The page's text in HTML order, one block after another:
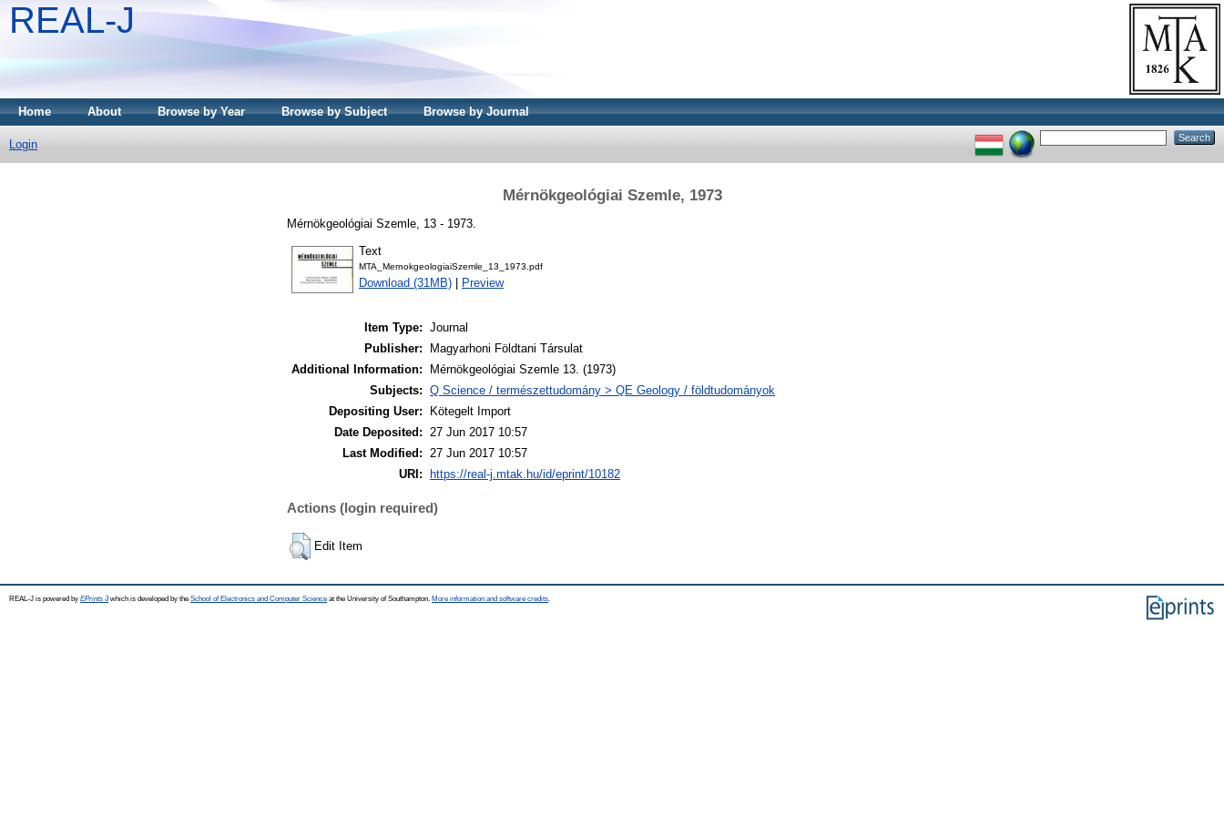
REAL-J
Home About Browse by Year Browse by Subject Browse by Journal
Login
Mérnökgeológiai Szemle, 1973
Mérnökgeológiai Szemle, 13 - 1973.
Text
MTA_MernokgeologiaiSzemle_13_1973.pdf
Download (31MB) Preview
Item Type: Journal
Publisher:
Magyarhoni Földtani Társulat
Additional Information:
Mérnökgeológiai Szemle 13. (1973)
Subjects: Q Science / természettudomány > QE Geology / földtudományok
Depositing User:
Kötegelt Import
Date Deposited: 27 Jun 2017 10:57
Last Modified: 27 Jun 2017 10:57
URI:
https://real-j.mtak.hu/id/eprint/10182
Actions (login required)
Edit Item
REAL-J is powered by EPrints 3which is developed by the School of Electronics and Computer Science at the University of Southampton. More information and software credits